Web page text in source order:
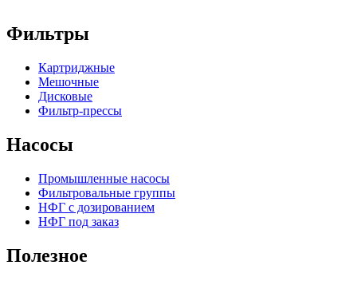
Фильтры
Картриджные
Мешочные
Дисковые
Фильтр-прессы
Насосы
Промышленные насосы
Фильтровальные группы
НФГ с дозированием
НФГ под заказ
Полезное